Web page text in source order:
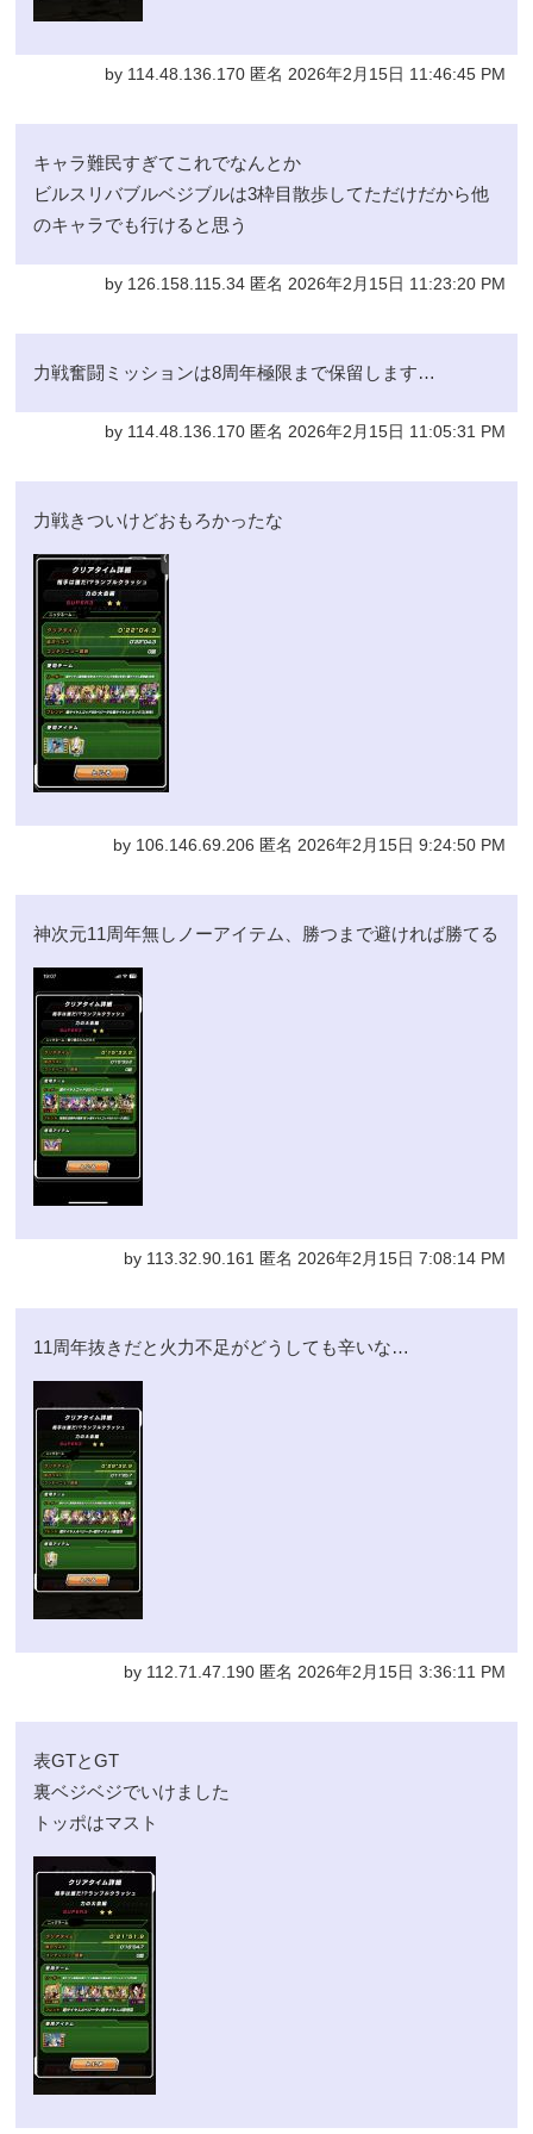
by 114.48.136.170 匿名 2026年2月15日 11:46:45 PM
キャラ難民すぎてこれでなんとか
ビルスリバブルベジブルは3枠目散歩してただけだから他
のキャラでも行けると思う
by 126.158.115.34 匿名 2026年2月15日 11:23:20 PM
力戦奮闘ミッションは8周年極限まで保留します…
by 114.48.136.170 匿名 2026年2月15日 11:05:31 PM
力戦きついけどおもろかったな
by 106.146.69.206 匿名 2026年2月15日 9:24:50 PM
神次元11周年無しノーアイテム、勝つまで避ければ勝てる
by 113.32.90.161 匿名 2026年2月15日 7:08:14 PM
11周年抜きだと火力不足がどうしても辛いな…
by 112.71.47.190 匿名 2026年2月15日 3:36:11 PM
表GTとGT
裏ベジベジでいけました
トッポはマスト